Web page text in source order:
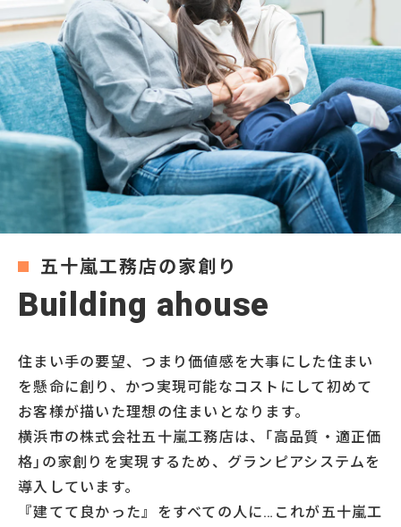
五十嵐工務店の家創り
Bui d ing a house
住まい手の要望、つまり価値感を大事にした住まい
を懸命に創り、かつ実現可能なコストにして初めて
お客様が描いた理想の住まいとなります。
横浜市の株式会社五十嵐工務店は、｢高品質・適正価
格｣の家創りを実現するため、グランピアシステムを
導入しています。
『建てて良かった』をすべての人に…これが五十嵐工